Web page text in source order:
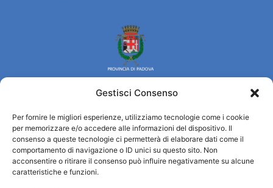
Gestisci Consenso
Per fornire le migliori esperienze, utilizziamo tecnologie come i cookie
per memorizzare e/o accedere alle informazioni del dispositivo. Il
consenso a queste tecnologie ci permetterà di elaborare dati come il
comportamento di navigazione o ID unici su questo sito. Non
acconsentire o ritirare il consenso può influire negativamente su alcune
caratteristiche e funzioni.
Turismo Padova
Chi siamo
Informazioni e Accoglienza Turistica/IAT